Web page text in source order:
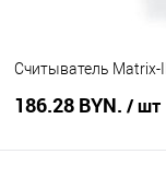
Считыватель Matrix-
186.28 BYN. / шт